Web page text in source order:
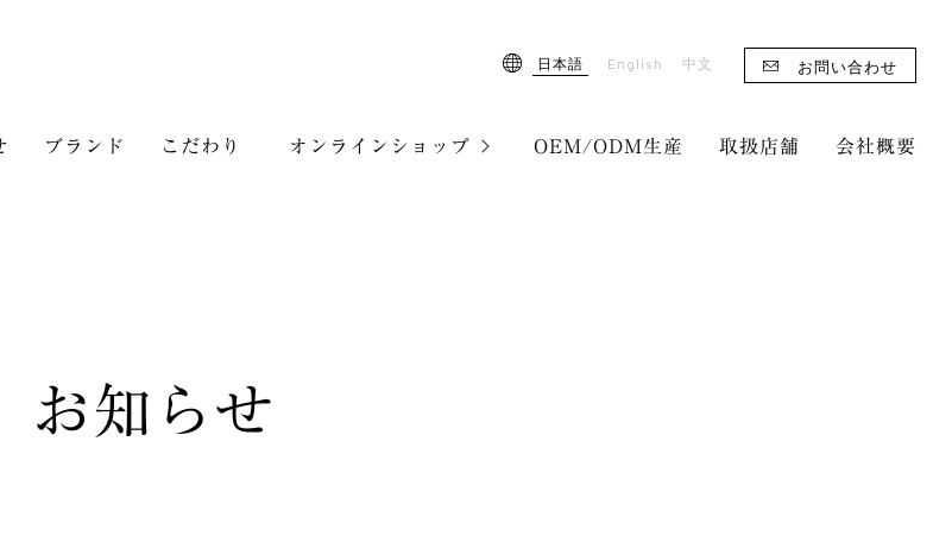
English
日本語 中文
ブランド こだわり オンラインショップ OEM/ODM生産 取扱店舗 会社概要
お問い合わせ
お知らせ